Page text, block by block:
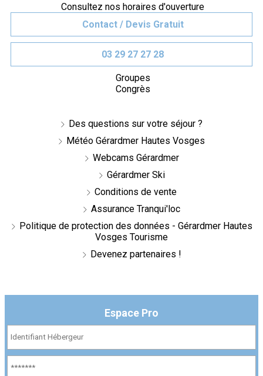
Consultez nos horaires d'ouverture
Contact / Devis Gratuit
03 29 27 27 28
Groupes
Congrès
Des questions sur votre séjour ?
Météo Gérardmer Hautes Vosges
Webcams Gérardmer
Gérardmer Ski
Conditions de vente
Assurance Tranqui'loc
Politique de protection des données - Gérardmer Hautes
Vosges Tourisme
Devenez partenaires !
Espace Pro